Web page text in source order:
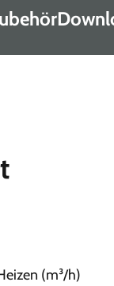
(m³/h)